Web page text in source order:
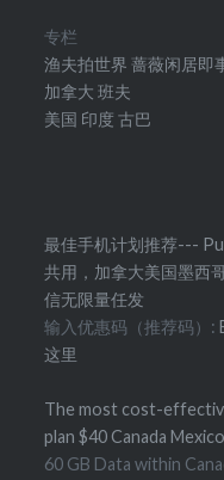
专栏
渔夫拍世界蔷薇闲居即
加拿大 班夫
美国 印度 古巴
最佳手机计划推荐---
共用，加拿大美国墨西
信无限量任发
输入优惠码（推荐码）:
这里
The most cost-
plan $40 Canada
60 GB Data within